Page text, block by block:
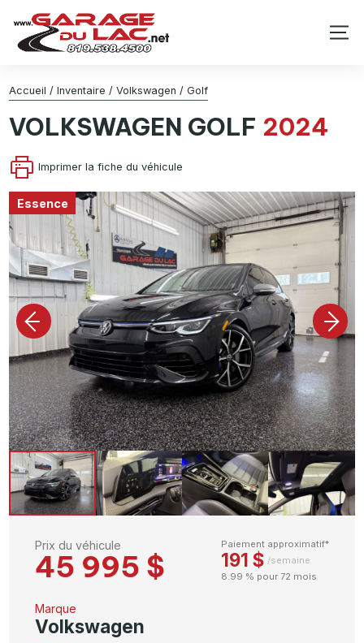
Accueil / Inventaire / Volkswagen / Golf
VOLKSWAGEN GOLF 2024
Imprimer la fiche du véhicule
Essence
Prix du véhicule
45 995 $
Paiement approximatif*
191 $ /semaine
8.99 % pour 72 mois
Marque
Volkswagen